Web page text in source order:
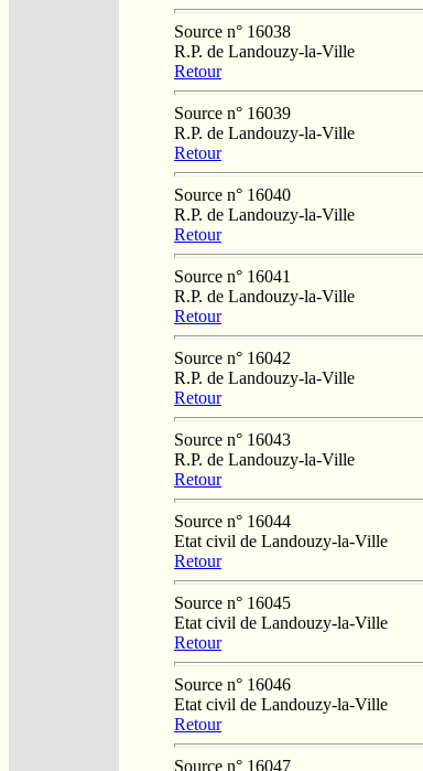
Source n° 16038
R.P. de Landouzy-la-Ville
Retour
Source n° 16039
R.P. de Landouzy-la-Ville
Retour
Source n° 16040
R.P. de Landouzy-la-Ville
Retour
Source n° 16041
R.P. de Landouzy-la-Ville
Retour
Source n° 16042
R.P. de Landouzy-la-Ville
Retour
Source n° 16043
R.P. de Landouzy-la-Ville
Retour
Source n° 16044
Etat civil de Landouzy-la-Ville
Retour
Source n° 16045
Etat civil de Landouzy-la-Ville
Retour
Source n° 16046
Etat civil de Landouzy-la-Ville
Retour
Source n° 16047